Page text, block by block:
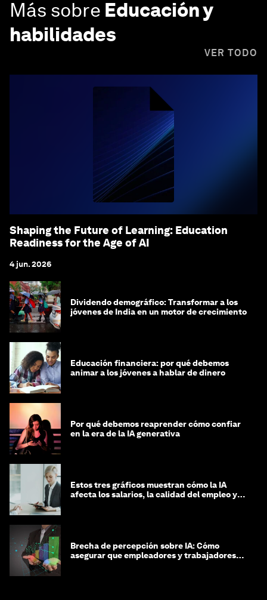
Más sobre Educación y
habilidades
VER TODO
Shaping the Future of Learning: Education
Readiness for the Age of AI
4 jun. 2026
Dividendo demográfico: Transformar a los
jóvenes de India en un motor de crecimiento
Educación financiera: por qué debemos
animar a los jóvenes a hablar de dinero
Por qué debemos reaprender cómo confiar
en la era de la IA generativa
Estos tres gráficos muestran cómo la IA
afecta los salarios, la calidad del empleo y
Brecha de percepción sobre IA: Cómo
asegurar que empleadores y trabajadores